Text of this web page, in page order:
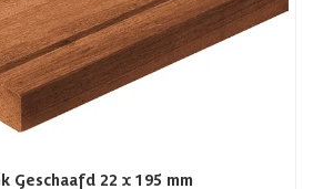
Geschaafd 22 x 195 mm